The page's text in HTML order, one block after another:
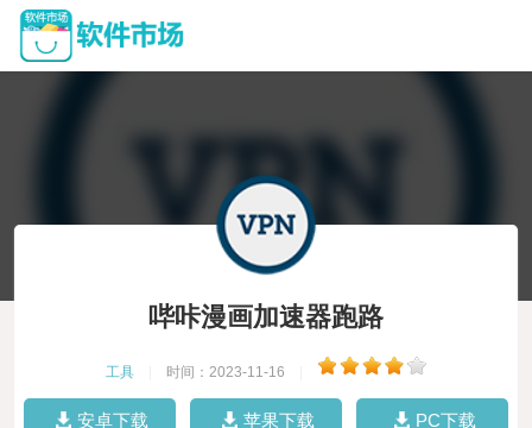
哔咔漫画加速器跑路
工具 时间：2023-11-16
安卓下载 苹果下载 PC下载